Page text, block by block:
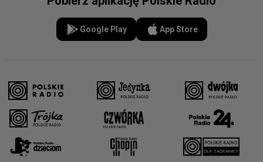
Google Play App Store